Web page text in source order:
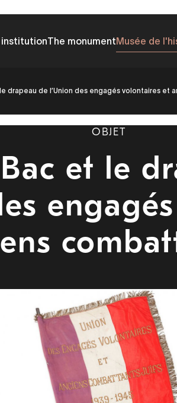
institutionThe monumentMusée de
drapeau de l’Union des engagés volontaires et
OBJET
et le